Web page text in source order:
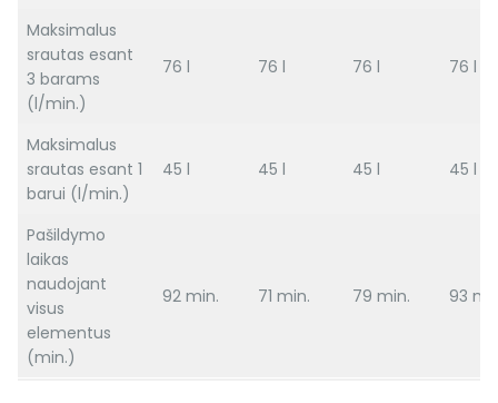
Maksimalus
srautas esant
3 barams
(l/min.)
76 l 76 l 76 l 76 l
Maksimalus
srautas esant 1
barui (l/min.)
45 l 45 l 45 l 45 l
Pašildymo
laikas
naudojant
visus
elementus
(min.)
92 min. 71 min. 79 min. 93